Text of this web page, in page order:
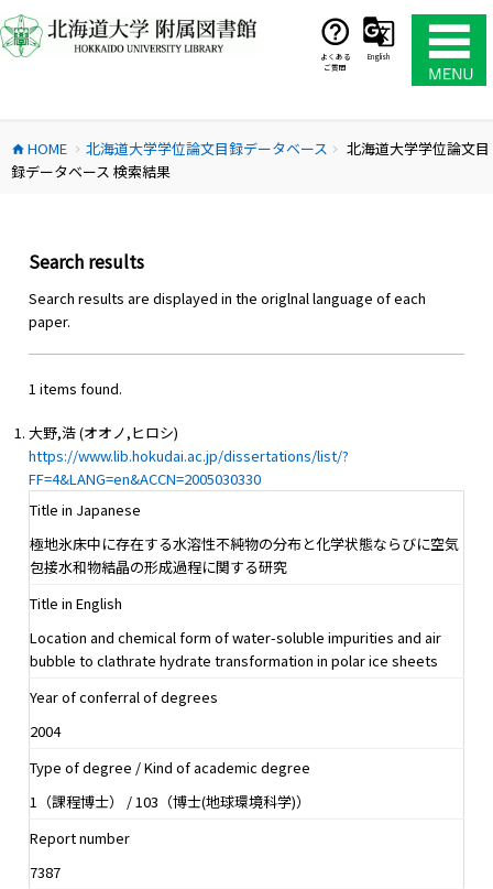
ン
テ
ス
キ
よくある
ご質問
English
home HOME chevron_right 北海道大学学位論文目録データベース chevron_right
北海道大学学位論文目
録データベース 検索結果
Search results
Search results are displayed in the origlnal language of each
paper.
1 items found.
大野,浩 (オオノ,ヒロシ)
https://www.lib.hokudai.ac.jp/dissertations/list/?
FF=4&LANG=en&ACCN=2005030330
Title in Japanese
極地氷床中に存在する水溶性不純物の分布と化学状態ならびに空気
包接水和物結晶の形成過程に関する研究
Title in English
Location and chemical form of water-soluble impurities and air
bubble to clathrate hydrate transformation in polar ice sheets
Year of conferral of degrees
2004
Type of degree / Kind of academic degree
1（課程博士） / 103（博士(地球環境科学)）
Report number
7387